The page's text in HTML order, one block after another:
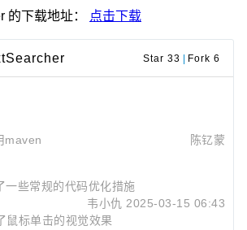
的下载地址： 点击下载
Star 33 Fork 6
maven 陈钇蒙
一些常规的代码优化措施
韦小仇 2025-03-15 06:43
鼠标单击的视觉效果